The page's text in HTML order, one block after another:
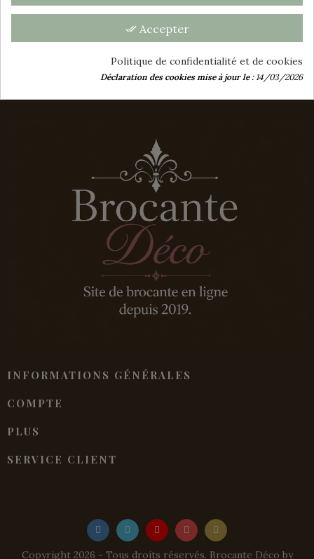
INFORMATIONS GÉNÉRALES
COMPTE
PLUS
SERVICE CLIENT
Copyright 2026 - Tous droits réservés. Brocante Déco by
done_all Accepter
Politique de confidentialité et de cookies
Déclaration des cookies mise à jour le :14/03/2026